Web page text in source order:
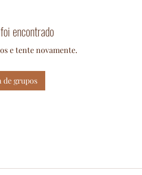
encontrado
e tente novamente.
de grupos